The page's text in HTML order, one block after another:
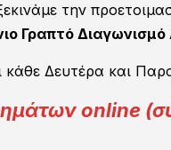
την
Γραπτό
Δευτέρα και
online